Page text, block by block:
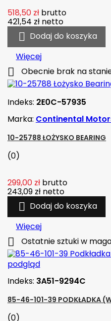
518,50 zł brutto
421,54 zł netto
 Dodaj do koszyka
Więcej
 Obecnie brak na
Indeks: 2E0C-57935
Marka: Continental
10-25788 ŁOŻYSKO BEARING
(0)
299,00 zł brutto
243,09 zł netto
 Dodaj do koszyka
Więcej
 Ostatnie sztuki w
podgląd
Indeks: 3A51-9294C
85-46-101-39 PODKŁADKA
(0)